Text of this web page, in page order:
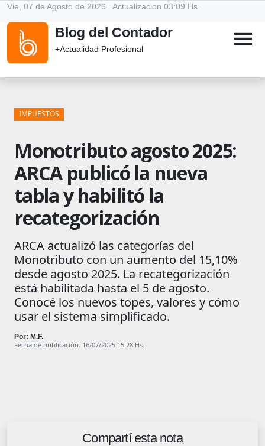
Vie, 07 de Agosto de 2026 . Actualizacion 03:09 Hs.
Blog del Contador
+Actualidad Profesional menu
IMPUESTOS
Monotributo agosto 2025:
ARCA publicó la nueva
tabla y habilitó la
recategorización
ARCA actualizó las categorías del
Monotributo con un aumento del 15,10%
desde agosto 2025. La recategorización
está habilitada hasta el 5 de agosto.
Conocé los nuevos topes, valores y cómo
usar el sistema simplificado.
Por: M.F.
Fecha de publicación: 16/07/2025 15:28 Hs.
Compartí esta nota